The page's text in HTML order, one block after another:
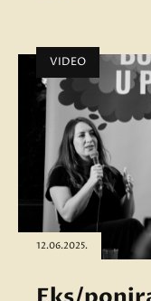
VIDEO
12.06.2025.